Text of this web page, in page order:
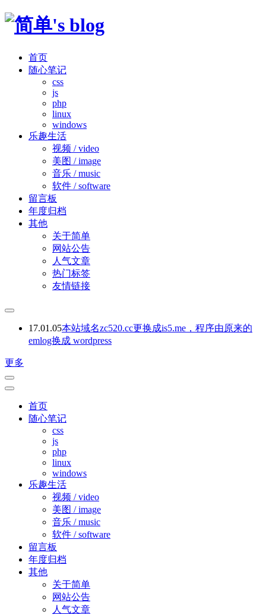
首页
随心笔记
css
js
php
linux
windows
乐趣生活
视频 / video
美图 / image
音乐 / music
软件 / software
留言板
年度归档
其他
关于简单
网站公告
人气文章
热门标签
友情链接
17.01.05本站域名zc520.cc更换成is5.me，程序由原来的
emlog换成 wordpress
更多
首页
随心笔记
css
js
php
linux
windows
乐趣生活
视频 / video
美图 / image
音乐 / music
软件 / software
留言板
年度归档
其他
关于简单
网站公告
人气文章